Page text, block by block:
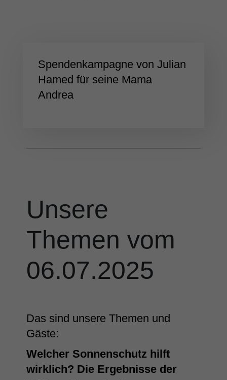
Spendenkampagne von Julian
Hamed für seine Mama
Andrea
Unsere
Themen vom
06.07.2025
Das sind unsere Themen und
Gäste:
Welcher Sonnenschutz hilft
wirklich? Die Ergebnisse der